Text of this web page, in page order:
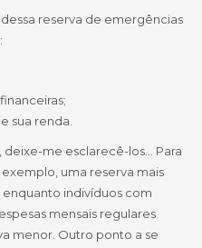
reserva de emergências
sua renda.
deixe-me esclarecê-los… Para
uma reserva mais
enquanto indivíduos com
mensais regulares
menor. Outro ponto a se